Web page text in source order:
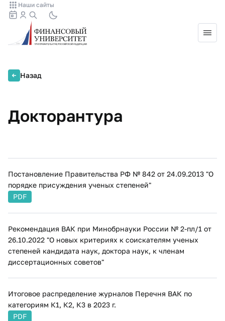
Наши сайты
Назад
Докторантура
Постановление Правительства РФ № 842 от 24.09.2013 "О
порядке присуждения ученых степеней"
PDF
Рекомендация ВАК при Минобрнауки России № 2-пл/1 от
26.10.2022 "О новых критериях к соискателям ученых
степеней кандидата наук, доктора наук, к членам
диссертационных советов"​
Итоговое распределение журналов Перечня ВАК по
категориям К1, К2, К3 в 2023 г.
PDF